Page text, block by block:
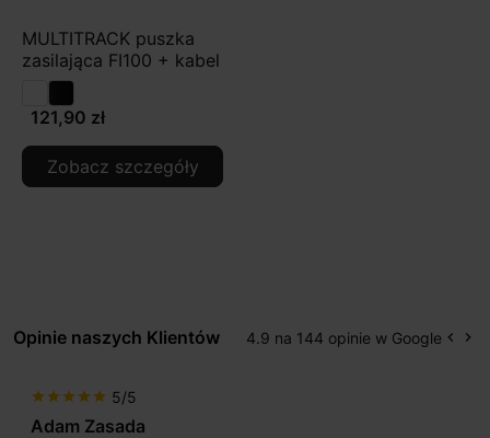
MULTITRACK puszka
zasilająca FI100 + kabel
121,90 zł
Zobacz szczegóły
Opinie naszych Klientów 4.9 na 144 opinie w Google keyboard_arrow_left keyboard_arrow_right
star star star star star 5/5
Adam Zasada